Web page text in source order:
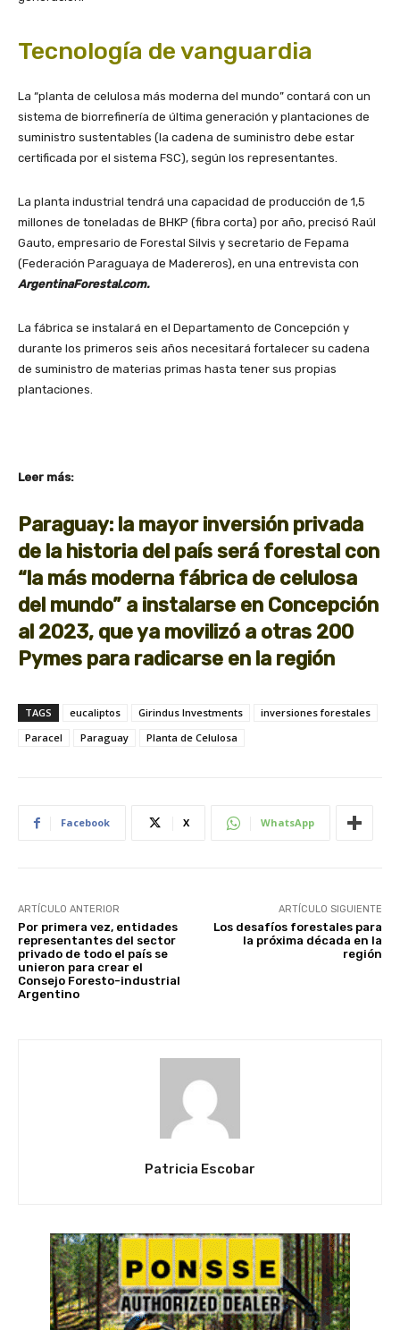
Tecnología de vanguardia
La “planta de celulosa más moderna del mundo” contará con un
sistema de biorrefinería de última generación y plantaciones de
suministro sustentables (la cadena de suministro debe estar
certificada por el sistema FSC), según los representantes.
La planta industrial tendrá una capacidad de producción de 1,5
millones de toneladas de BHKP (fibra corta) por año, precisó Raúl
Gauto, empresario de Forestal Silvis y secretario de Fepama
(Federación Paraguaya de Madereros), en una entrevista con
ArgentinaForestal.com.
La fábrica se instalará en el Departamento de Concepción y
durante los primeros seis años necesitará fortalecer su cadena
de suministro de materias primas hasta tener sus propias
plantaciones.
Leer más:
Paraguay: la mayor inversión privada
de la historia del país será forestal con
“la más moderna fábrica de celulosa
del mundo” a instalarse en Concepción
al 2023, que ya movilizó a otras 200
Pymes para radicarse en la región
TAGS eucaliptos Girindus Investments
inversiones forestales
Paracel
Paraguay Planta de Celulosa
Facebook X WhatsApp
ARTÍCULO ANTERIOR
Por primera vez, entidades
representantes del sector
privado de todo el país se
unieron para crear el
Consejo Foresto-industrial
Argentino
ARTÍCULO SIGUIENTE
Los desafíos forestales para
la próxima década en la
región
Patricia Escobar